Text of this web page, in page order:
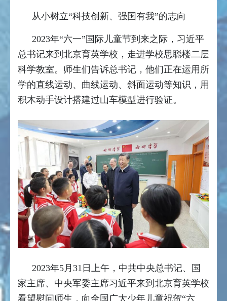
从小树立“科技创新、强国有我”的志向
2023年“六一”国际儿童节到来之际，习近平
总书记来到北京育英学校，走进学校思聪楼二层
科学教室。师生们告诉总书记，他们正在运用所
学的直线运动、曲线运动、斜面运动等知识，用
积木动手设计搭建过山车模型进行验证。
2023年5月31日上午，中共中央总书记、国
家主席、中央军委主席习近平来到北京育英学校
看望慰问师生，向全国广大少年儿童祝贺“六